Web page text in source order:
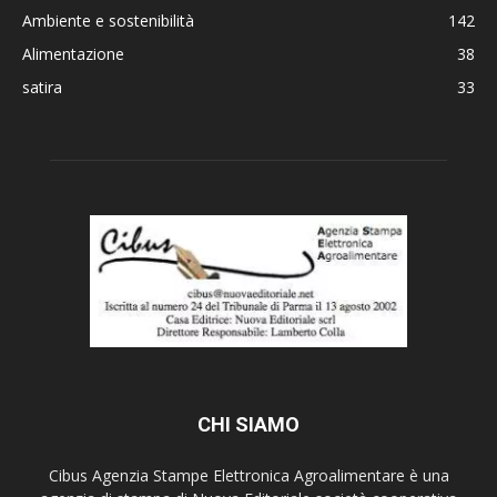
Ambiente e sostenibilità
142
Alimentazione
38
satira
33
CHI SIAMO
Cibus Agenzia Stampe Elettronica Agroalimentare è una